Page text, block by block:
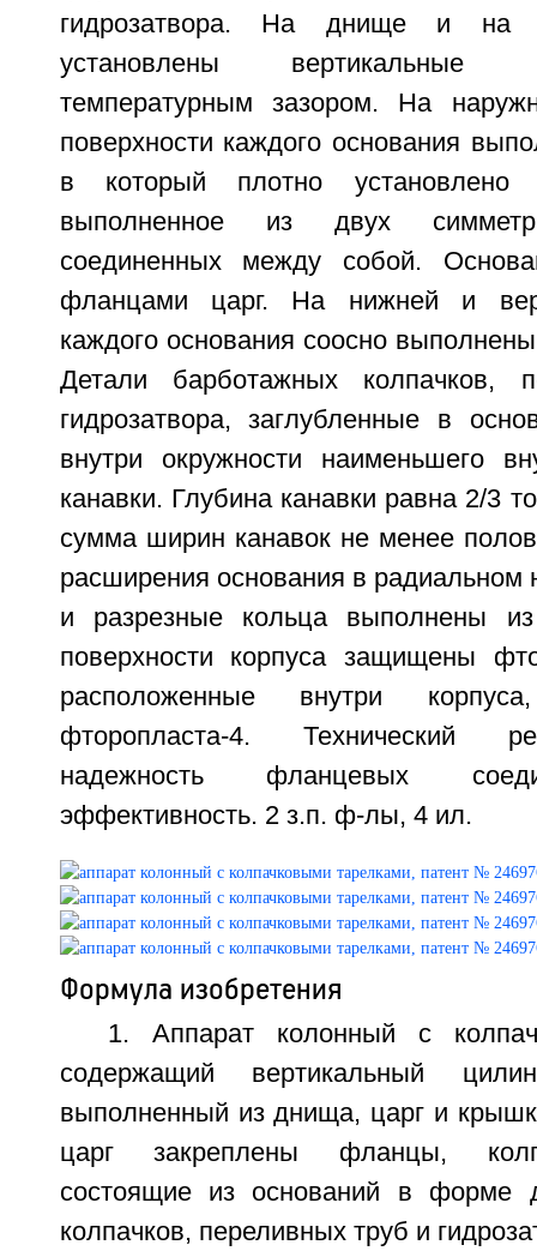
гидрозатвора. На днище и на
установлены вертикальные
температурным зазором. На
поверхности каждого основания
в который плотно установлено
выполненное из двух
соединенных между собой.
фланцами царг. На нижней и
каждого основания соосно
Детали барботажных колпачков,
гидрозатвора, заглубленные в
внутри окружности наименьшего
канавки. Глубина канавки равна 2/3
сумма ширин канавок не менее
расширения основания в радиальном
и разрезные кольца выполнены из
поверхности корпуса защищены
расположенные внутри
фторопласта-4. Технический
надежность фланцевых
эффективность. 2 з.п. ф-лы, 4 ил.
Формула изобретения
1. Аппарат колонный с
содержащий вертикальный
выполненный из днища, царг и
царг закреплены фланцы,
состоящие из оснований в форме
колпачков, переливных труб и